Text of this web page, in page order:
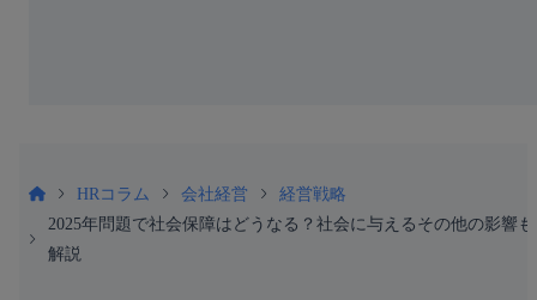
HRコラム 会社経営
経営戦略
2025年問題で社会保障はどうなる？社会に与えるその他の影響も
解説